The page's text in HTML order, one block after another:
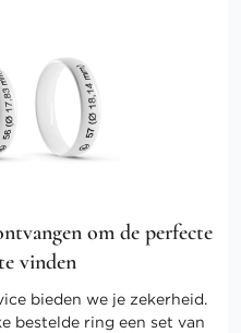
om de perfecte
vinden
bieden we je zekerheid.
bestelde ring een set van